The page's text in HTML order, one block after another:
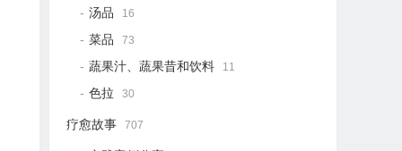
汤品 16
菜品 73
蔬果汁、蔬果昔和饮料 11
色拉 30
疗愈故事 707